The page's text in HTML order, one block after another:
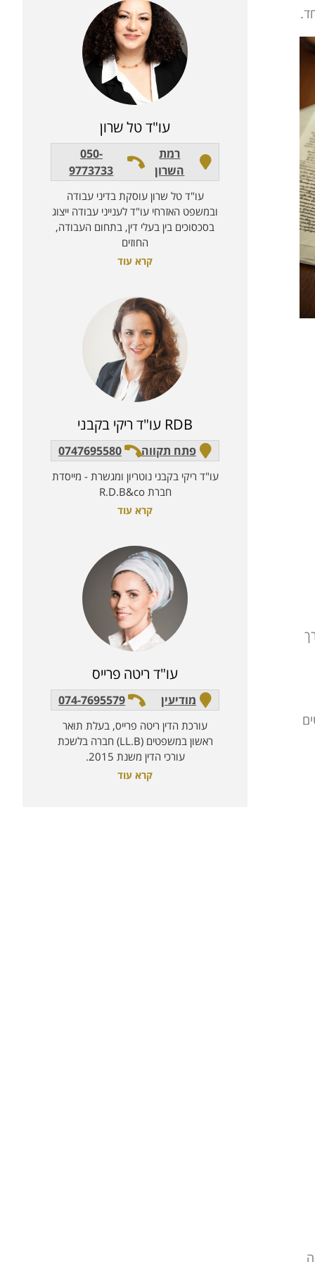
עו"ד טל שרון
רמת
השרון
050-
9773733
עו"ד טל שרון עוסקת בדיני עבודה
ובמשפט האזרחי עו"ד לענייני עבודה ייצוג
בסכסוכים בין בעלי דין, בתחום העבודה,
החוזים
קרא עוד
RDB עו"ד ריקי בקבני
פתח תקווה 0747695580
עו"ד ריקי בקבני נוטריון ומגשרת - מייסדת
חברת R.D.B&co
קרא עוד
עו"ד ריטה פרייס
מודיעין 074-7695579
עורכת הדין ריטה פרייס, בעלת תואר
ראשון במשפטים (LL.B) חברה בלשכת
עורכי הדין משנת 2015.
קרא עוד